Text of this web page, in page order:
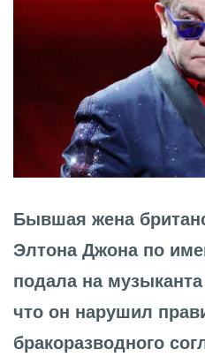
Бывшая жена
Элтона Джона по
подала на музыканта
что он нарушил
бракоразводного